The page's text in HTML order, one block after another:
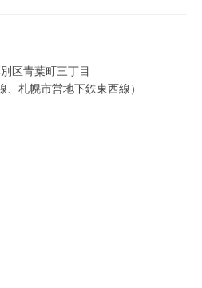
区青葉町三丁目
札幌市営地下鉄東西線）